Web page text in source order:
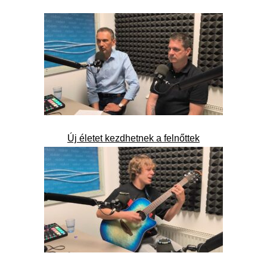
Új életet kezdhetnek a felnőttek